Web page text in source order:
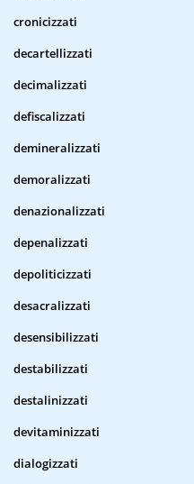
cronicizzati
decartellizzati
decimalizzati
defiscalizzati
demineralizzati
demoralizzati
denazionalizzati
depenalizzati
depoliticizzati
desacralizzati
desensibilizzati
destabilizzati
destalinizzati
devitaminizzati
dialogizzati